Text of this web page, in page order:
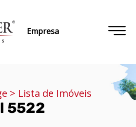
Empresa
> Lista de Imóveis
5522